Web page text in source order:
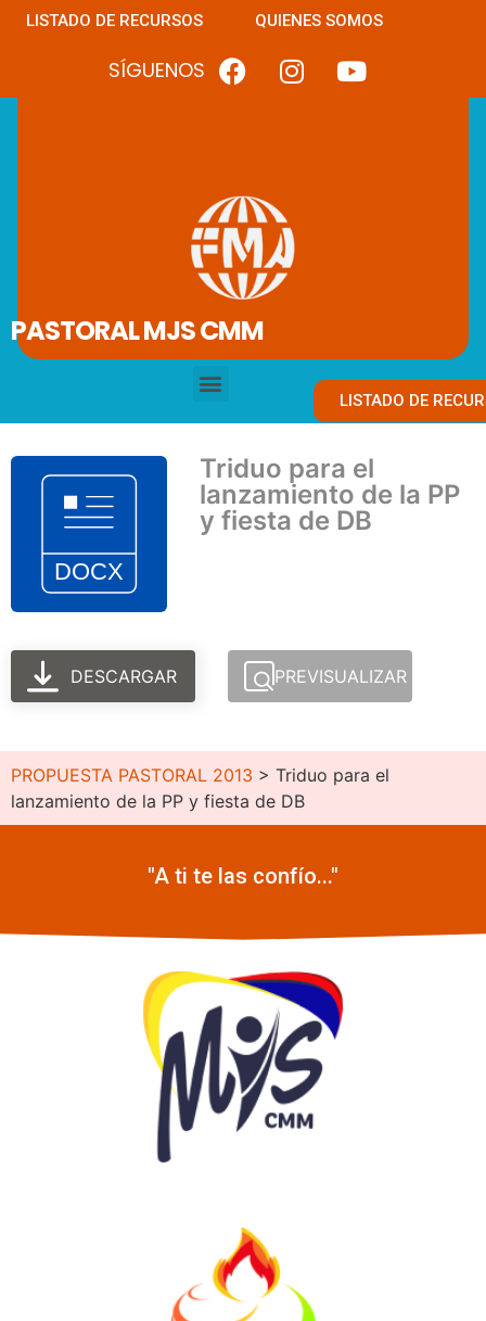
LISTADO DE RECURSOS QUIENES SOMOS
SÍGUENOS
PASTORAL MJS CMM
LISTADO DE
Triduo para el
lanzamiento de la PP
y fiesta de DB
DESCARGAR PREVISUALIZAR
PROPUESTA PASTORAL 2013 > Triduo para el
lanzamiento de la PP y fiesta de DB
"A ti te las confío..."